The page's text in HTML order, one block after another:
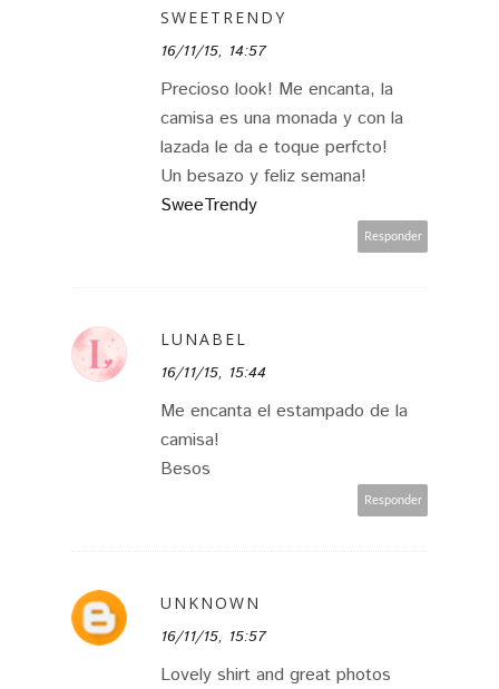
SWEETRENDY
16/11/15, 14:57
Precioso look! Me encanta, la
camisa es una monada y con la
lazada le da e toque perfcto!
Un besazo y feliz semana!
SweeTrendy
Responder
LUNABEL
16/11/15, 15:44
Me encanta el estampado de la
camisa!
Besos
Responder
UNKNOWN
16/11/15, 15:57
Lovely shirt and great photos